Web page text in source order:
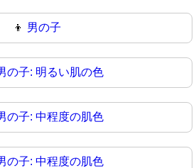
👦 男の子
の子: 明るい肌の色
の子: 中程度の肌色
の子: 中程度の肌色